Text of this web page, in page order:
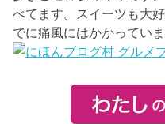
べてます。スイーツも大
でに痛風にはかかってい